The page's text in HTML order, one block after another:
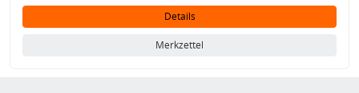
Details
Merkzettel